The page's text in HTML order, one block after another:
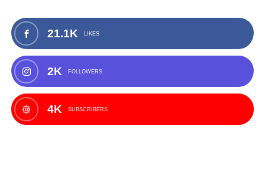
21.1K LIKES
2K FOLLOWERS
4K SUBSCRIBERS